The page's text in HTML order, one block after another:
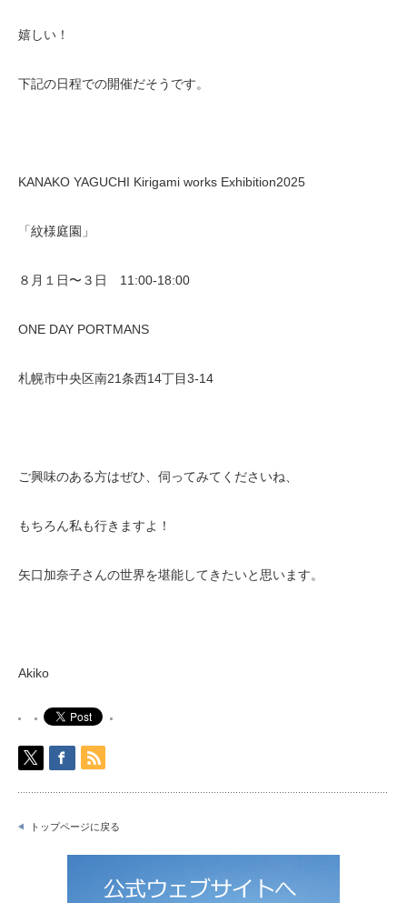
嬉しい！
下記の日程での開催だそうです。
KANAKO YAGUCHI Kirigami works Exhibition2025
「紋様庭園」
８月１日〜３日 11:00-18:00
ONE DAY PORTMANS
札幌市中央区南21条西14丁目3-14
ご興味のある方はぜひ、伺ってみてくださいね、
もちろん私も行きますよ！
矢口加奈子さんの世界を堪能してきたいと思います。
Akiko
トップページに戻る